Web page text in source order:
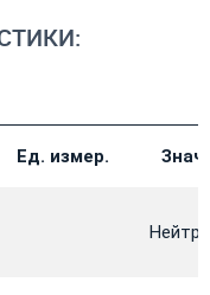
Ед. измер.